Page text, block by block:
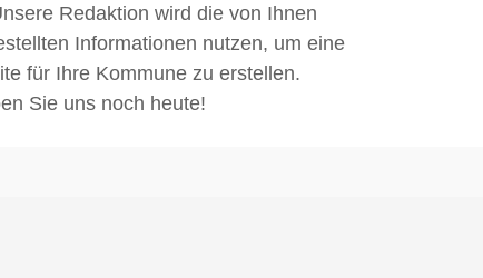
Redaktion wird die von Ihnen
Informationen nutzen, um eine
für Ihre Kommune zu erstellen.
Sie uns noch heute!